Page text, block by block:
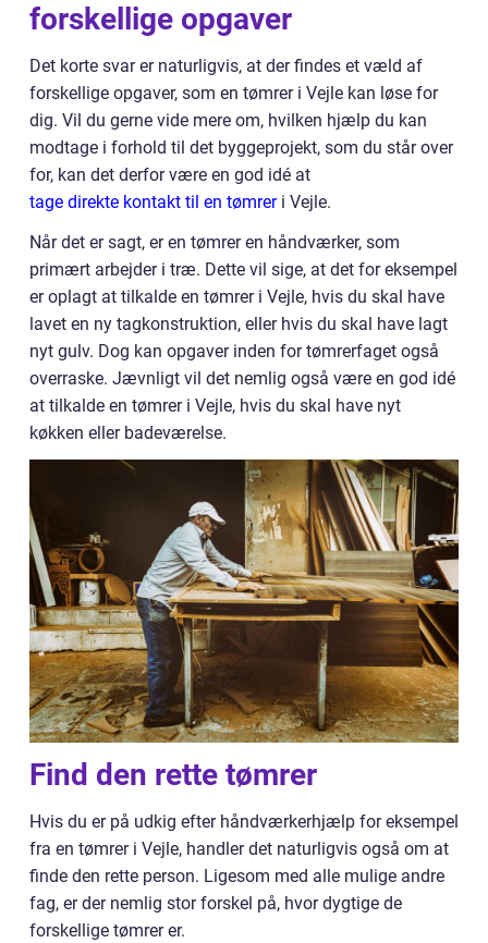
forskellige opgaver
Det korte svar er naturligvis, at der findes et væld af
forskellige opgaver, som en tømrer i Vejle kan løse for
dig. Vil du gerne vide mere om, hvilken hjælp du kan
modtage i forhold til det byggeprojekt, som du står over
for, kan det derfor være en god idé at
tage direkte kontakt til en tømreri Vejle.
Når det er sagt, er en tømrer en håndværker, som
primært arbejder i træ. Dette vil sige, at det for eksempel
er oplagt at tilkalde en tømrer i Vejle, hvis du skal have
lavet en ny tagkonstruktion, eller hvis du skal have lagt
nyt gulv. Dog kan opgaver inden for tømrerfaget også
overraske. Jævnligt vil det nemlig også være en god idé
at tilkalde en tømrer i Vejle, hvis du skal have nyt
køkken eller badeværelse.
Find den rette tømrer
Hvis du er på udkig efter håndværkerhjælp for eksempel
fra en tømrer i Vejle, handler det naturligvis også om at
finde den rette person. Ligesom med alle mulige andre
fag, er der nemlig stor forskel på, hvor dygtige de
forskellige tømrer er.